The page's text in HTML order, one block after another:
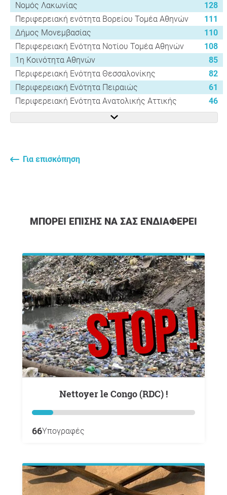
Νομός Λακωνίας
128
Περιφερειακή ενότητα Βορείου Τομέα Αθηνών
111
Δήμος Μονεμβασίας
110
Περιφερειακή Ενότητα Νοτίου Τομέα Αθηνών
108
1η Κοινότητα Αθηνών
85
Περιφερειακή Ενότητα Θεσσαλονίκης
82
Περιφερειακή Ενότητα Πειραιώς
61
Περιφερειακή Ενότητα Ανατολικής Αττικής
46
Για επισκόπηση
ΜΠΟΡΕΊ ΕΠΊΣΗΣ ΝΑ ΣΑΣ ΕΝΔΙΑΦΈΡΕΙ
Nettoyer le Congo (RDC) !
66Υπογραφές